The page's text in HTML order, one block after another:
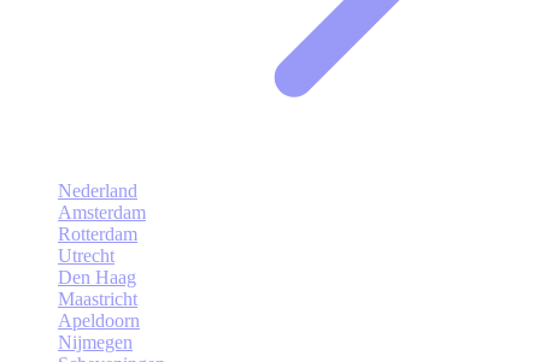
Nederland
Amsterdam
Rotterdam
Utrecht
Den Haag
Maastricht
Apeldoorn
Nijmegen